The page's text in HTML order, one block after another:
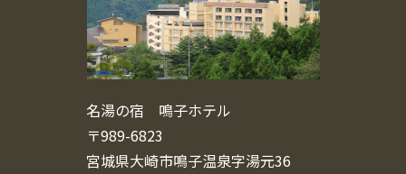
名湯の宿 鳴子ホテル
〒989-6823
宮城県大崎市鳴子温泉字湯元36